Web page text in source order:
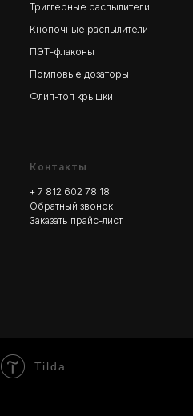
Триггерные распылители
Кнопочные распылители
ПЭТ-флаконы
Помповые дозаторы
Флип-топ крышки
Контакты
+ 7 812 602 78 18
Обратный звонок
Заказать прайс-лист
Tilda